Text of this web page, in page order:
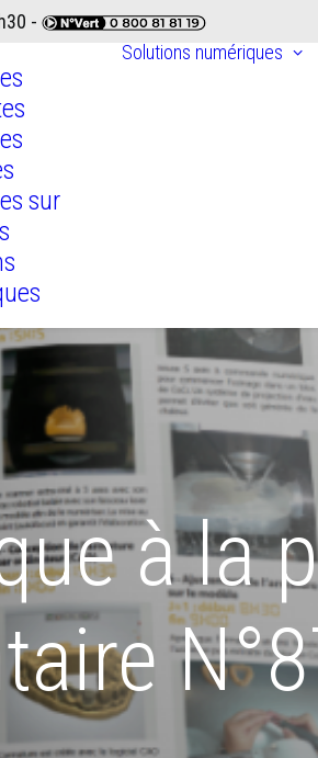
-
sur
Solutions numériques
à la